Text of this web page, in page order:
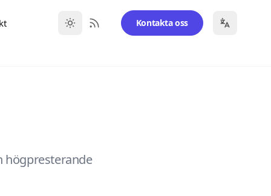
RSS Feed Kontakta oss
högpresterande